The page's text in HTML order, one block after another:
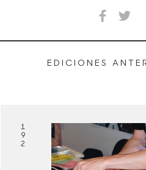
EDICIONES
1
9
2